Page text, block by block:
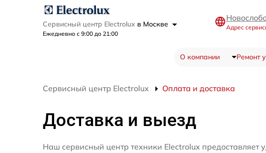
Сервисный центр Electrolux в Москве
Ежедневно с 9:00 до 21:00
Адрес
О компании Ремонт
Сервисный центр Electrolux Оплата и доставка
Доставка и выезд
Наш сервисный центр техники Electrolux предоставляет